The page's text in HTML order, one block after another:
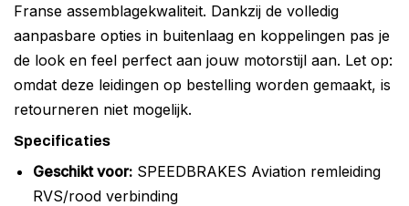
Franse assemblagekwaliteit. Dankzij de volledig
aanpasbare opties in buitenlaag en koppelingen pas je
de look en feel perfect aan jouw motorstijl aan. Let op:
omdat deze leidingen op bestelling worden gemaakt, is
retourneren niet mogelijk.
Specificaties
Geschikt voor:SPEEDBRAKES Aviation remleiding
RVS/rood verbinding